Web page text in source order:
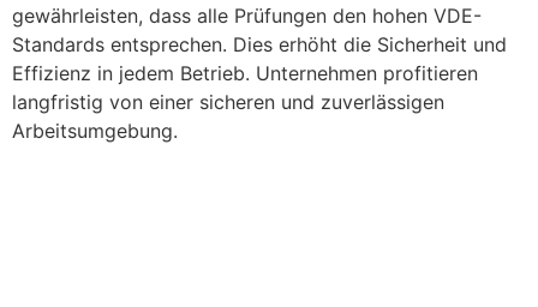
gewährleisten, dass alle Prüfungen den hohen VDE-
Standards entsprechen. Dies erhöht die Sicherheit und
Effizienz in jedem Betrieb. Unternehmen profitieren
langfristig von einer sicheren und zuverlässigen
Arbeitsumgebung.